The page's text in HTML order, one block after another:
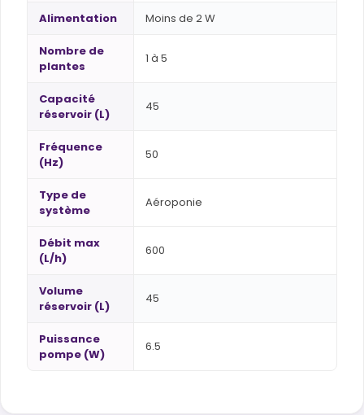
Alimentation Moins de 2 W
Nombre de
plantes
1 à 5
Capacité
réservoir (L)
45
Fréquence
(Hz)
50
Type de
système
Aéroponie
Débit max
(L/h)
600
Volume
réservoir (L)
45
Puissance
pompe (W)
6.5